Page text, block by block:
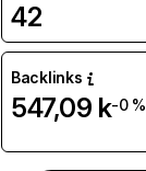
42
Backlinks
547,09 k-0 %